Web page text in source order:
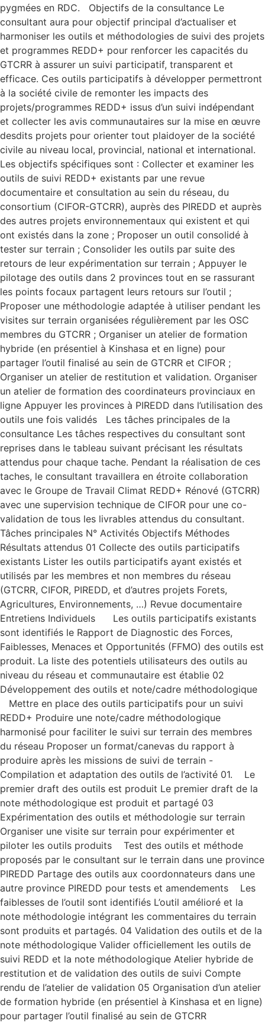
pygmées en RDC. Objectifs de la consultance Le
consultant aura pour objectif principal d’actualiser et
harmoniser les outils et méthodologies de suivi des projets
et programmes REDD+ pour renforcer les capacités du
GTCRR à assurer un suivi participatif, transparent et
efficace. Ces outils participatifs à développer permettront
à la société civile de remonter les impacts des
projets/programmes REDD+ issus d’un suivi indépendant
et collecter les avis communautaires sur la mise en œuvre
desdits projets pour orienter tout plaidoyer de la société
civile au niveau local, provincial, national et international.
Les objectifs spécifiques sont : Collecter et examiner les
outils de suivi REDD+ existants par une revue
documentaire et consultation au sein du réseau, du
consortium (CIFOR-GTCRR), auprès des PIREDD et auprès
des autres projets environnementaux qui existent et qui
ont existés dans la zone ; Proposer un outil consolidé à
tester sur terrain ; Consolider les outils par suite des
retours de leur expérimentation sur terrain ; Appuyer le
pilotage des outils dans 2 provinces tout en se rassurant
les points focaux partagent leurs retours sur l’outil ;
Proposer une méthodologie adaptée à utiliser pendant les
visites sur terrain organisées régulièrement par les OSC
membres du GTCRR ; Organiser un atelier de formation
hybride (en présentiel à Kinshasa et en ligne) pour
partager l’outil finalisé au sein de GTCRR et CIFOR ;
Organiser un atelier de restitution et validation. Organiser
un atelier de formation des coordinateurs provinciaux en
ligne Appuyer les provinces à PIREDD dans l’utilisation des
outils une fois validés Les tâches principales de la
consultance Les tâches respectives du consultant sont
reprises dans le tableau suivant précisant les résultats
attendus pour chaque tache. Pendant la réalisation de ces
taches, le consultant travaillera en étroite collaboration
avec le Groupe de Travail Climat REDD+ Rénové (GTCRR)
avec une supervision technique de CIFOR pour une co-
validation de tous les livrables attendus du consultant.
Tâches principales N° Activités Objectifs Méthodes
Résultats attendus 01 Collecte des outils participatifs
existants Lister les outils participatifs ayant existés et
utilisés par les membres et non membres du réseau
(GTCRR, CIFOR, PIREDD, et d’autres projets Forets,
Agricultures, Environnements, …) Revue documentaire
Entretiens Individuels Les outils participatifs existants
sont identifiés le Rapport de Diagnostic des Forces,
Faiblesses, Menaces et Opportunités (FFMO) des outils est
produit. La liste des potentiels utilisateurs des outils au
niveau du réseau et communautaire est établie 02
Développement des outils et note/cadre méthodologique
Mettre en place des outils participatifs pour un suivi
REDD+ Produire une note/cadre méthodologique
harmonisé pour faciliter le suivi sur terrain des membres
du réseau Proposer un format/canevas du rapport à
produire après les missions de suivi de terrain -
Compilation et adaptation des outils de l’activité 01. Le
premier draft des outils est produit Le premier draft de la
note méthodologique est produit et partagé 03
Expérimentation des outils et méthodologie sur terrain
Organiser une visite sur terrain pour expérimenter et
piloter les outils produits Test des outils et méthode
proposés par le consultant sur le terrain dans une province
PIREDD Partage des outils aux coordonnateurs dans une
autre province PIREDD pour tests et amendements Les
faiblesses de l’outil sont identifiés L’outil amélioré et la
note méthodologie intégrant les commentaires du terrain
sont produits et partagés. 04 Validation des outils et de la
note méthodologique Valider officiellement les outils de
suivi REDD et la note méthodologique Atelier hybride de
restitution et de validation des outils de suivi Compte
rendu de l’atelier de validation 05 Organisation d’un atelier
de formation hybride (en présentiel à Kinshasa et en ligne)
pour partager l’outil finalisé au sein de GTCRR